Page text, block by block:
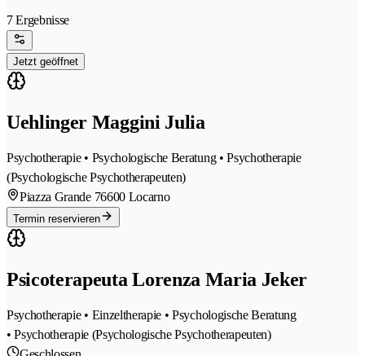
7 Ergebnisse
Jetzt geöffnet
Uehlinger Maggini Julia
Psychotherapie • Psychologische Beratung • Psychotherapie
(Psychologische Psychotherapeuten)
Piazza Grande 76600 Locarno
Termin reservieren
Psicoterapeuta Lorenza Maria Jeker
Psychotherapie • Einzeltherapie • Psychologische Beratung
• Psychotherapie (Psychologische Psychotherapeuten)